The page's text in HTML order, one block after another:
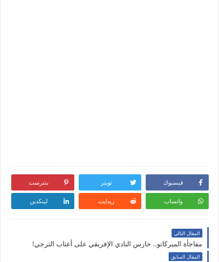
فيسبوك تويتر بنترست
واتساب ريدايت لينكدين
المقال التالي
مفاجأة الميركاتو.. حارس النادي الإفريقي على أعتاب الترجي!
المقال السابق